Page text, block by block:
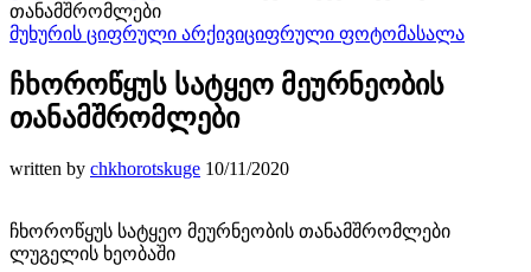
თანამშრომლები
მუხურის ციფრული არქივიციფრული ფოტომასალა
ჩხოროწყუს სატყეო მეურნეობის
თანამშრომლები
written by chkhorotskuge 10/11/2020
ჩხოროწყუს სატყეო მეურნეობის თანამშრომლები
ლუგელის ხეობაში